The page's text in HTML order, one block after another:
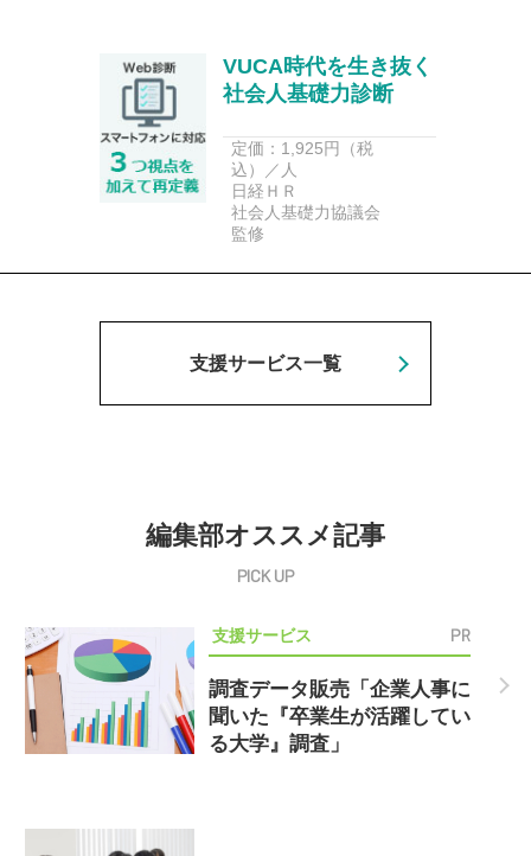
VUCA時代を生き抜く
社会人基礎力診断
定価：1,925円（税
込）／人
日経ＨＲ
社会人基礎力協議会
監修
支援サービス一覧
編集部オススメ記事
支援サービス PR
調査データ販売「企業人事に
聞いた『卒業生が活躍してい
る大学』調査」